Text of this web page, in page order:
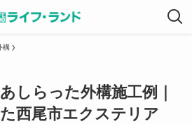
構
しらった外構施工例｜
西尾市エクステリア